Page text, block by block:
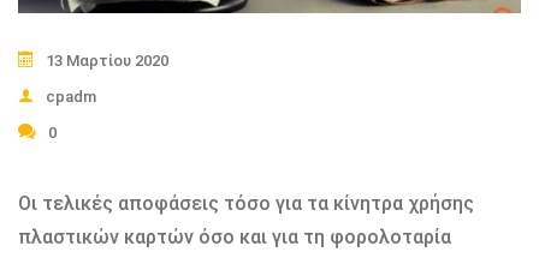
13 Μαρτίου 2020
cpadm
0
Οι τελικές αποφάσεις τόσο για τα κίνητρα χρήσης
πλαστικών καρτών όσο και για τη φορολοταρία